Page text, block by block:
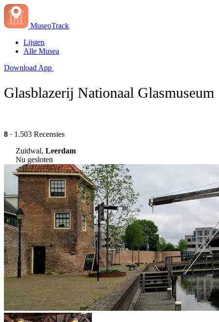
MuseoTrack
Lijsten
Alle Musea
Download App
Glasblazerij Nationaal Glasmuseum
8 · 1.503 Recensies
Zuidwal, Leerdam
Nu gesloten